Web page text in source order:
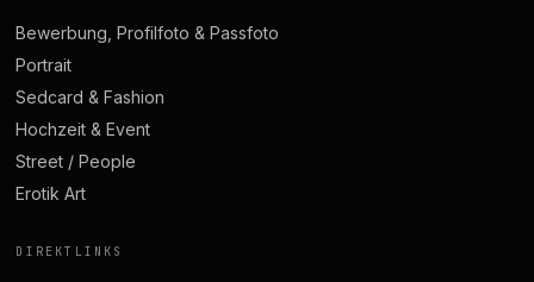
Bewerbung, Profilfoto & Passfoto
Portrait
Sedcard & Fashion
Hochzeit & Event
Street / People
Erotik Art
DIREKTLINKS